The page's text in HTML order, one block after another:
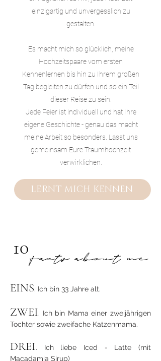
einzigartig und unvergesslich zu
gestalten.
Es macht mich so glücklich, meine
Hochzeitspaare vom ersten
Kennenlernen bis hin zu Ihrem großen
Tag begleiten zu dürfen und so ein Teil
dieser Reise zu sein.
Jede Feier ist individuell und hat Ihre
eigene Geschichte - genau das macht
meine Arbeit so besonders. Lasst uns
gemeinsam Eure Traumhochzeit
verwirklichen.
LERNT MICH KENNEN
10facts about me
EINS. Ich bin 33 Jahre alt.
ZWEI. Ich bin Mama einer zweijährigen
Tochter sowie zweifache Katzenmama.
DREI. Ich liebe Iced - Latte (mit
Macadamia Sirup)